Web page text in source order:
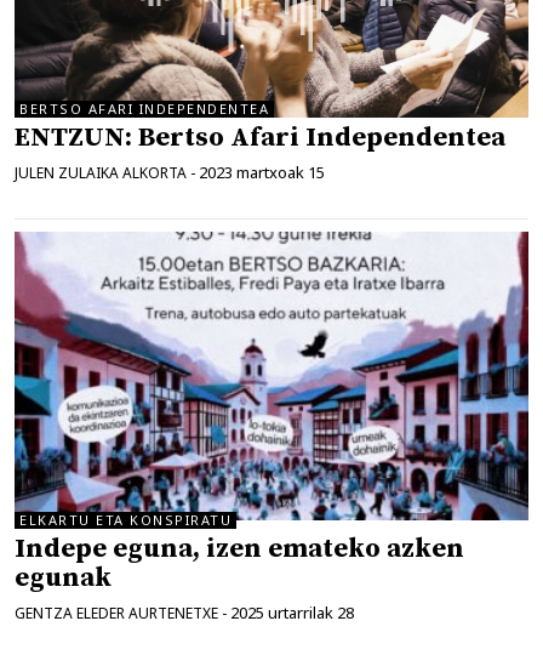
BERTSO AFARI INDEPENDENTEA
ENTZUN: Bertso Afari Independentea
JULEN ZULAIKA ALKORTA - 2023 martxoak 15
ELKARTU ETA KONSPIRATU
Indepe eguna, izen emateko azken
egunak
GENTZA ELEDER AURTENETXE - 2025 urtarrilak 28